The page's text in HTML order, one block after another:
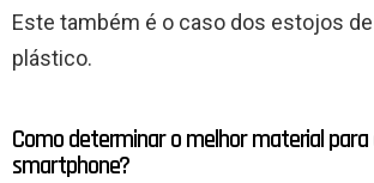
Este também é o caso dos estojos
plástico.
Como determinar o melhor material para
smartphone?